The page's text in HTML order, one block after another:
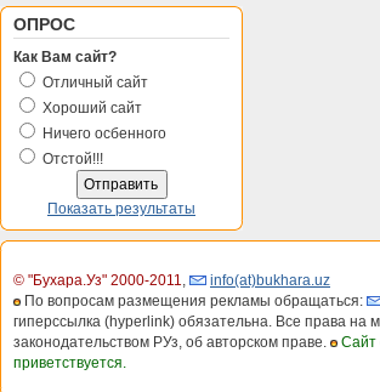
ОПРОС
Как Вам сайт?
Отличный сайт
Хороший сайт
Ничего осбенного
Отстой!!!
Показать результаты
© "Бухара.Уз" 2000-2011,
info(at)bukhara.uz
По вопросам размещения рекламы обращаться:
гиперссылка (hyperlink) обязательна. Все права на
законодательством РУз, об авторском праве.
Сайт
приветствуется.